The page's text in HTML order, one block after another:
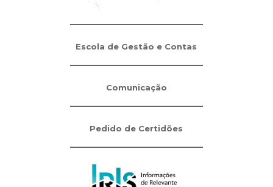
Escola de Gestão e Contas
Comunicação
Pedido de Certidões